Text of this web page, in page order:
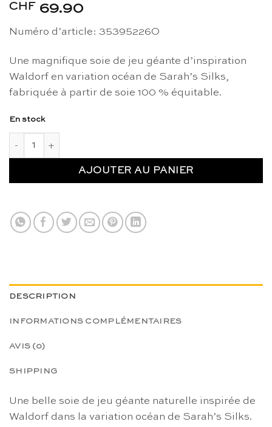
CHF 69.90
Numéro d’article: 35395226O
Une magnifique soie de jeu géante d’inspiration
Waldorf en variation océan de Sarah’s Silks,
fabriquée à partir de soie 100 % équitable.
En stock
AJOUTER AU PANIER
DESCRIPTION
INFORMATIONS COMPLÉMENTAIRES
AVIS (0)
SHIPPING
Une belle soie de jeu géante naturelle inspirée de
Waldorf dans la variation océan de Sarah’s Silks.